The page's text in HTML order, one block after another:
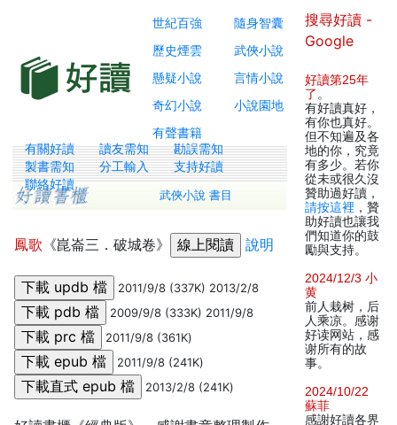
世紀百強
隨身智囊
歷史煙雲
武俠小說
懸疑小說
言情小說
奇幻小說
小說園地
有聲書籍
有關好讀 讀友需知
勘誤需知
製書需知
分工輸入
支持好讀
聯絡好讀
武俠小說 書目
鳳歌 《崑崙三．破城卷》 說明
2011/9/8 (337K) 2013/2/8
2009/9/8 (333K) 2011/9/8
2011/9/8 (361K)
2011/9/8 (241K)
2013/2/8 (241K)
搜尋好讀 -
Google
好讀第25年
了 。
有好讀真好，
有你也真好。
但不知遍及各
地的你，究竟
有多少。若你
從未或很久沒
贊助過好讀，
請按這裡 ，贊
助好讀也讓我
們知道你的鼓
勵與支持。
2024/12/3 小
黄
前人栽树，后
人乘凉。感谢
好读网站，感
谢所有的故
事。
2024/10/22
蘇菲
感謝好讀各界